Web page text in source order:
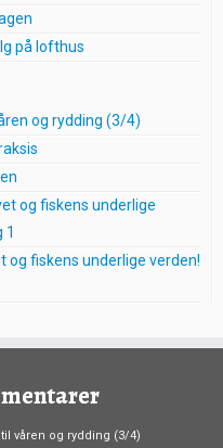
på lofthus
og rydding (3/4)
og fiskens underlige
1
og fiskens underlige verden!
våren og rydding (3/4)